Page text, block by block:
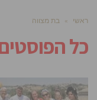
ראשי » בת מצווה
כל